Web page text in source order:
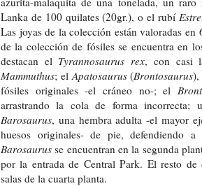
Lanka de 100 quilates (20gr.), o el rubí
Las joyas de la colección están valoradas
de la colección de fósiles se encuentra en
destacan el Tyrannosaurus rex, con casi
Mammuthus; el Apatosaurus(Brontosaurus),
fósiles originales -el cráneo no-; el
arrastrando la cola de forma incorrecta;
Barosaurus, una hembra adulta -el mayor
huesos originales- de pie, defendiendo
Barosaurus se encuentran en la segunda
por la entrada de Central Park. El resto de
salas de la cuarta planta.